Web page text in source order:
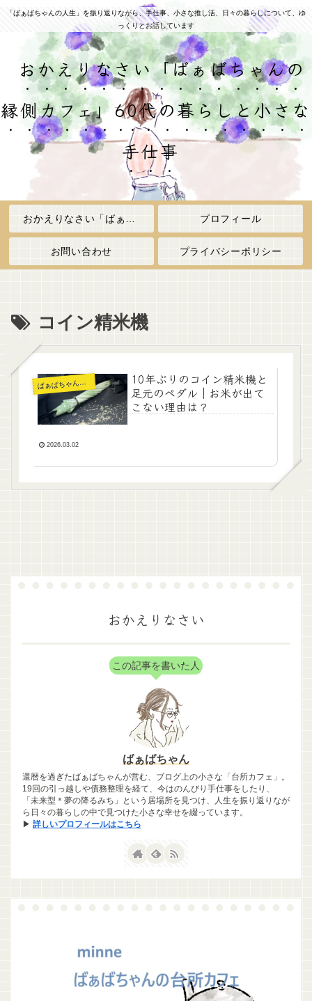
「ばぁばちゃんの人生」を振り返りながら、手仕事、小さな推し活、日々の暮らしについて、ゆ
っくりとお話しています
おかえりなさい「ばぁばちゃんの
縁側カフェ」60代の暮らしと小さな
手仕事
プロフィール
お問い合わせ プライバシーポリシー
コイン精米機
ばぁばちゃんの暮らし
10年ぶりのコイン精米機と
足元のペダル｜お米が出て
こない理由は？
2026.03.02
おかえりなさい
この記事を書いた人
ばぁばちゃん
還暦を過ぎたばぁばちゃんが営む、ブログ上の小さな「台所カフェ」。
19回の引っ越しや債務整理を経て、今はのんびり手仕事をしたり、
「未来型＊夢の降るみち」という居場所を見つけ、人生を振り返りなが
ら日々の暮らしの中で見つけた小さな幸せを綴っています。
▶ 詳しいプロフィールはこちら